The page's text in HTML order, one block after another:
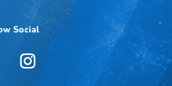
Social